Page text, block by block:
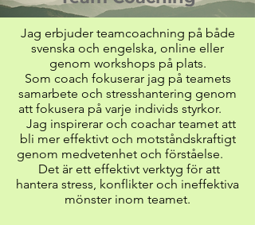
Jag erbjuder teamcoachning på både
svenska och engelska, online eller
genom workshops på plats.
Som coach fokuserar jag på teamets
samarbete och stresshantering genom
att fokusera på varje individs styrkor.
Jag inspirerar och coachar teamet att
bli mer effektivt och motståndskraftigt
genom medvetenhet och förståelse.
Det är ett effektivt verktyg för att
hantera stress, konflikter och ineffektiva
mönster inom teamet.